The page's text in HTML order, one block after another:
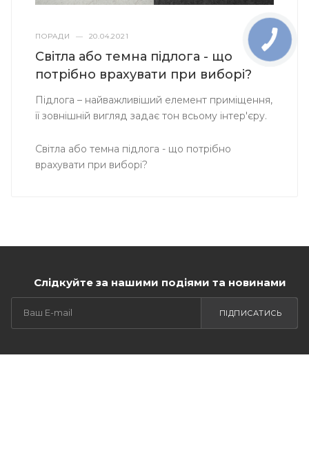
ПОРАДИ — 20.04.2021
Світла або темна підлога - що
потрібно врахувати при виборі?
Підлога – найважливіший елемент приміщення,
її зовнішній вигляд задає тон всьому інтер'єру.
Світла або темна підлога - що потрібно
врахувати при виборі?
Слідкуйте за нашими подіями та новинами
ПІДПИСАТИСЬ